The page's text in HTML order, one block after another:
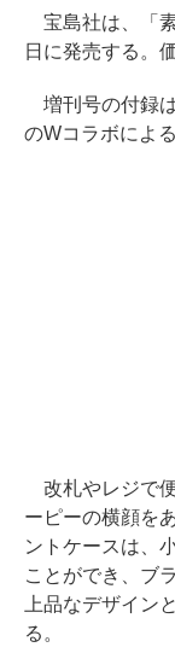
宝島社は、「
日に発売する。
増刊号の付録
のWコラボによ
改札やレジで
ーピーの横顔を
ントケースは、
ことができ、ブ
上品なデザイン
る。